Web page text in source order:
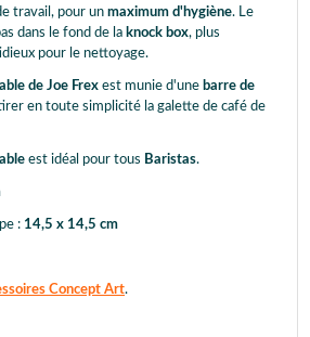
travail, pour un maximum d'hygiène. Le
dans le fond de la knock box, plus
pour le nettoyage.
de Joe Frex est munie d'une barre de
en toute simplicité la galette de café de
est idéal pour tous Baristas.
: 14,5 x 14,5 cm
Concept Art.